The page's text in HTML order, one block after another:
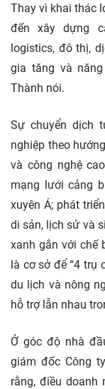
Thay vì khai thác
đến xây dựng
logistics, đô thị,
gia tăng và
Thành nói.
Sự chuyển dịch
nghiệp theo
và công nghệ
mạng lưới cảng
xuyên Á; phát
di sản, lịch sử và
xanh gắn với chế
là cơ sở để “4 trụ
du lịch và nông
hỗ trợ lẫn nhau
Ở góc độ nhà
giám đốc Công
rằng, điều doanh